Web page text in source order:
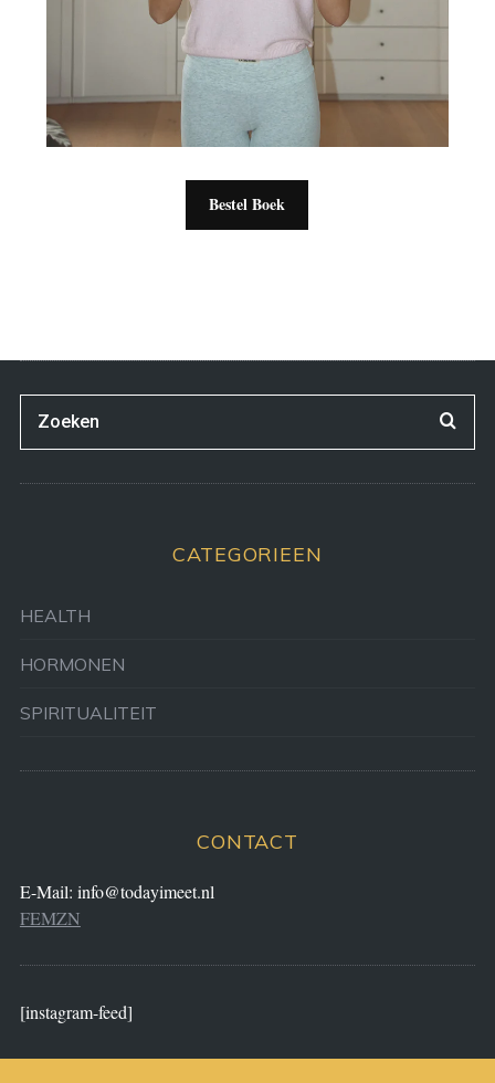
Bestel Boek
CATEGORIEEN
HEALTH
HORMONEN
SPIRITUALITEIT
CONTACT
E-Mail: info@todayimeet.nl
FEMZN
[instagram-feed]